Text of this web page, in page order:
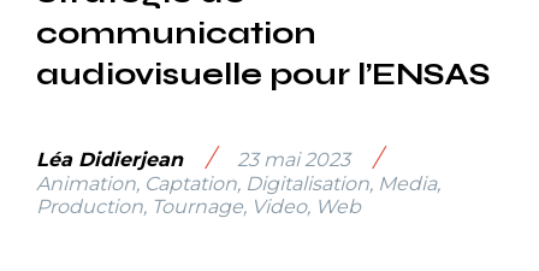
communication
audiovisuelle pour l’ENSAS
Léa Didierjean / 23 mai 2023 /
Animation, Captation, Digitalisation, Media,
Production, Tournage, Video, Web